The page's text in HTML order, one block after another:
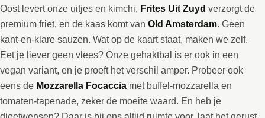
Oost levert onze uitjes en kimchi, Frites Uit Zuyd verzorgt de
premium friet, en de kaas komt van Old Amsterdam . Geen
kant-en-klare sauzen. Wat op de kaart staat, maken we zelf.
Eet je liever geen vlees? Onze gehaktbal is er ook in een
vegan variant, en je proeft het verschil amper. Probeer ook
eens de Mozzarella Focaccia met buffel-mozzarella en
tomaten-tapenade, zeker de moeite waard. En heb je